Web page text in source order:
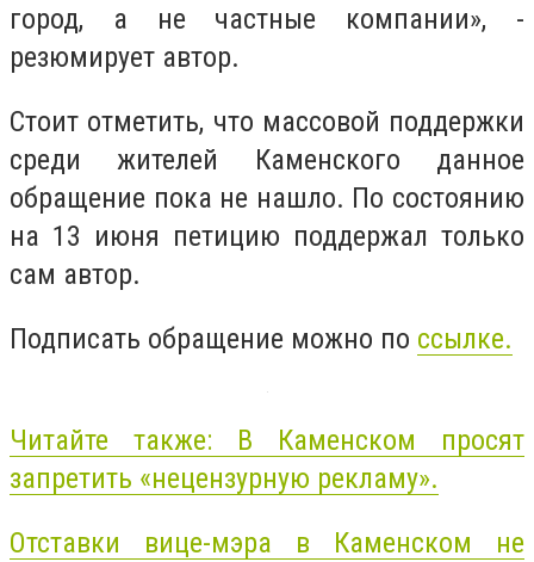
город, а не частные компании», -
резюмирует автор.
Стоит отметить, что массовой поддержки
среди жителей Каменского данное
обращение пока не нашло. По состоянию
на 13 июня петицию поддержал только
сам автор.
Подписать обращение можно по ссылке.
Читайте также: В Каменском просят
запретить «нецензурную рекламу».
Отставки вице-мэра в Каменском не